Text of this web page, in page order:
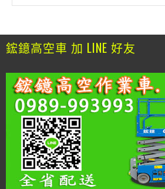
鋐鐿高空車 加 LINE 好友